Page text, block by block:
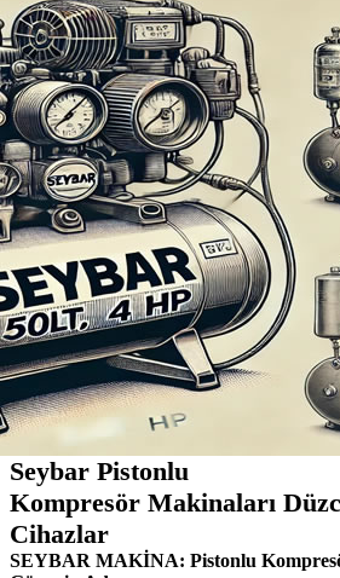
Seybar Pistonlu
Kompresör Makinaları
Cihazlar
SEYBAR MAKİNA: Pistonlu